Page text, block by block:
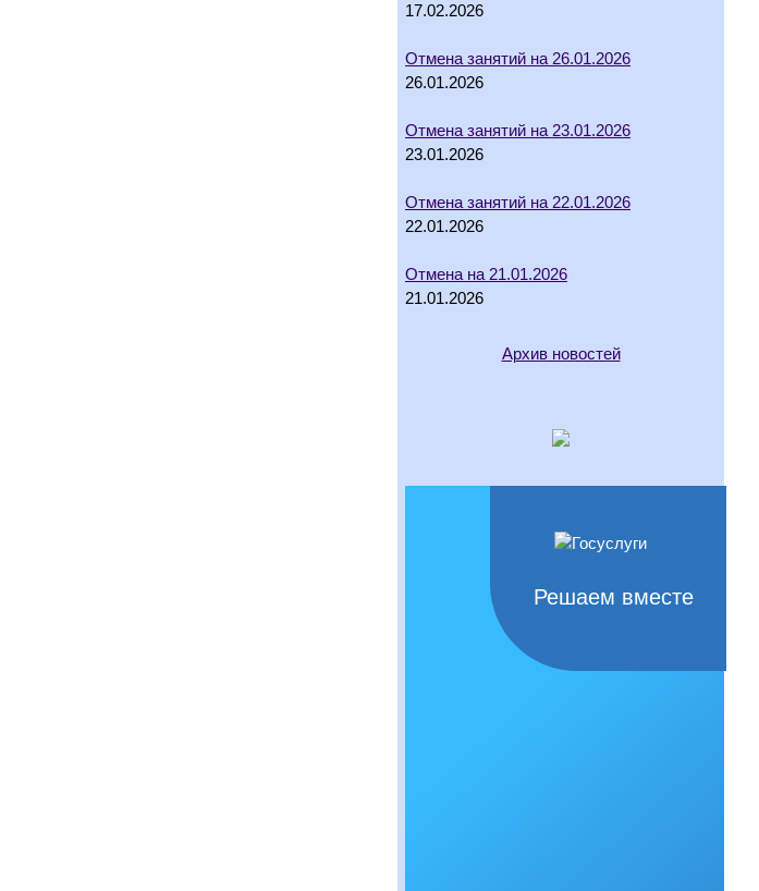
17.02.2026
Отмена занятий на 26.01.2026
26.01.2026
Отмена занятий на 23.01.2026
23.01.2026
Отмена занятий на 22.01.2026
22.01.2026
Отмена на 21.01.2026
21.01.2026
Архив новостей
Решаем вместе